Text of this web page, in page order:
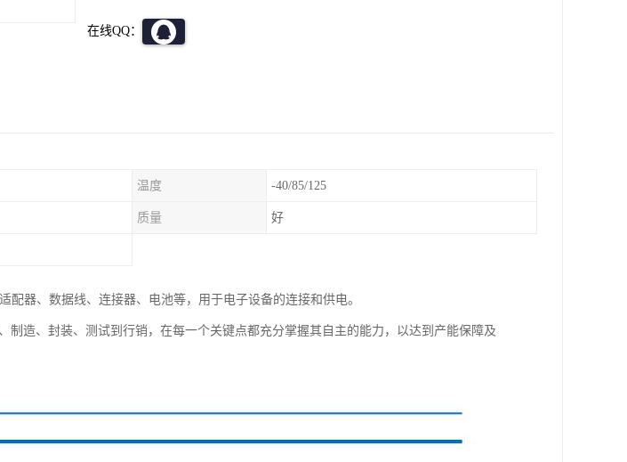
在线QQ：
温度 -40/85/125
质量 好
配器、数据线、连接器、电池等，用于电子设备的连接和供电。
制造、封装、测试到行销，在每一个关键点都充分掌握其自主的能力，以达到产能保障及